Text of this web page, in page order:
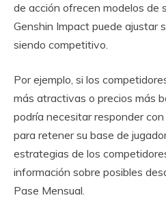
de acción ofrecen modelos de
Genshin Impact puede ajustar
siendo competitivo.
Por ejemplo, si los
más atractivas o precios más
podría necesitar responder
para retener su base de
estrategias de los
información sobre posibles
Pase Mensual.